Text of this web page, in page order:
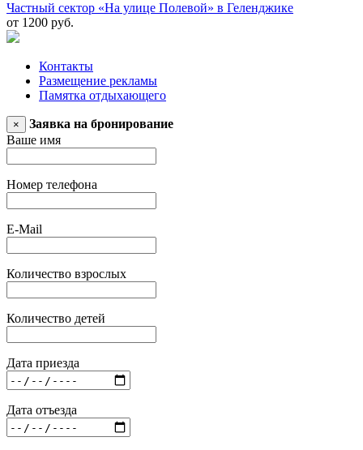
Частный сектор «На улице Полевой» в Геленджике
от 1200 руб.
Контакты
Размещение рекламы
Памятка отдыхающего
×
Заявка на бронирование
Ваше имя
Номер телефона
E-Mail
Количество взрослых
Количество детей
Дата приезда
Дата отъезда